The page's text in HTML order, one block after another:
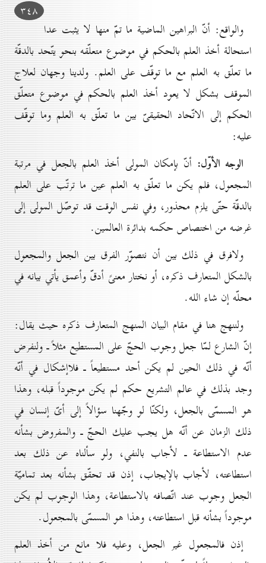
۳٤۸
والواقع: أنّ البراهين الماضية ما تمّ منها لا يثبت عدا
استحالة أخذ العلم بالحكم في موضوع متعلّقه بنحو يتّحد بالدقّة
ما تعلّق به العلم مع ما توقّف على العلم. ولدينا وجهان لعلاج
الموقف بشكل لا يعود أخذ العلم بالحكم في موضوع متعلّق
الحكم إلى الاتّحاد الحقيقىّ بين ما تعلّق به العلم وما توقّف
عليه:
الوجه الأوّل: أنّ بإمكان المولى أخذ العلم بالجعل في مرتبة
المجعول، فلم يكن ما تعلّق به العلم عين ما ترتّب على العلم
بالدقّة حتّى يلزم محذور، وفي نفس الوقت قد توصّل المولى إلى
غرضه من اختصاص حكمه بدائرة العالمين.
ولافرق في ذلك بين أن نتصوّر الفرق بين الجعل والمجعول
بالشكل المتعارف ذكره، أو نختار معنىً أدقّ وأعمق يأتي بيانه في
محلّه إن شاء الله.
ولننهج هنا في مقام البيان المنهج المتعارف ذكره حيث يقال:
إنّ الشارع لمّا جعل وجوب الحجّ على المستطيع مثلاً ـ ولنفرض
أنّه في ذلك الحين لم يكن أحد مستطيعاً ـ فلاإشكال في أنّه
وجد بذلك في عالم التشريع حكم لم يكن موجوداً قبله، وهذا
هو المسمّى بالجعل، ولكنّا لو وجّهنا سؤالاً إلى أىّ إنسان في
ذلك الزمان عن أنّه هل يجب عليك الحجّ ـ والمفروض بشأنه
عدم الاستطاعة ـ لأجاب بالنفي، ولو سألناه عن ذلك بعد
استطاعته، لأجاب بالإيجاب، إذن قد تحقّق بشأنه بعد تماميّة
الجعل وجوب عند اتّصافه بالاستطاعة، وهذا الوجوب لم يكن
موجوداً بشأنه قبل استطاعته، وهذا هو المسمّى بالمجعول.
إذن فالمجعول غير الجعل، وعليه فلا مانع من أخذ العلم